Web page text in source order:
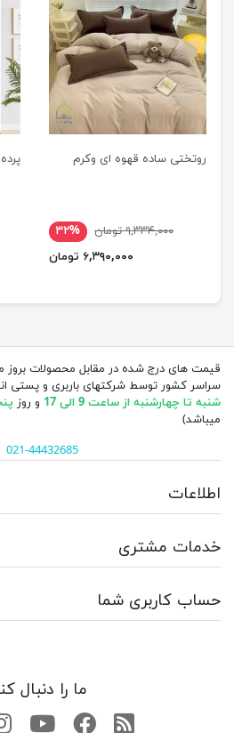
روتختی ساده قهوه ای وکرم
۹,۳۳۴,۰۰۰ تومان
۳۲%
۶,۳۹۰,۰۰۰ تومان
قیمت های درج شده در مقابل محصولات بروز
سراسر کشور توسط شرکتهای باربری و پستی
شنبه تا چهارشنبه از ساعت 9 الی 17
و روز
میباشد)
021-44432685
اطلاعات
خدمات مشتری
حساب کاربری شما
ما را دنبال
RSSفیسبوک